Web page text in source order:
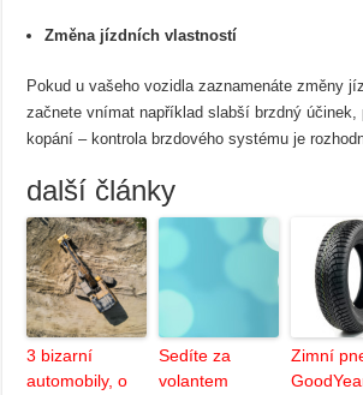
Změna jízdních vlastností
Pokud u vašeho vozidla zaznamenáte změny
začnete vnímat například slabší brzdný účinek,
kopání – kontrola brzdového systému je
další články
3 bizarní
automobily, o
Sedíte za
volantem
Zimní